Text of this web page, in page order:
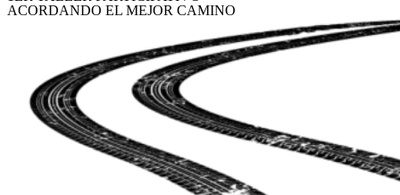
ACORDANDO EL MEJOR CAMINO